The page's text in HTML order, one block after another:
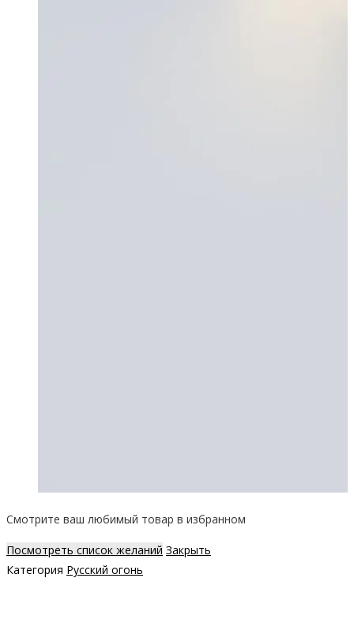
Смотрите ваш любимый товар в избранном
Посмотреть список желаний Закрыть
Категория Русский огонь